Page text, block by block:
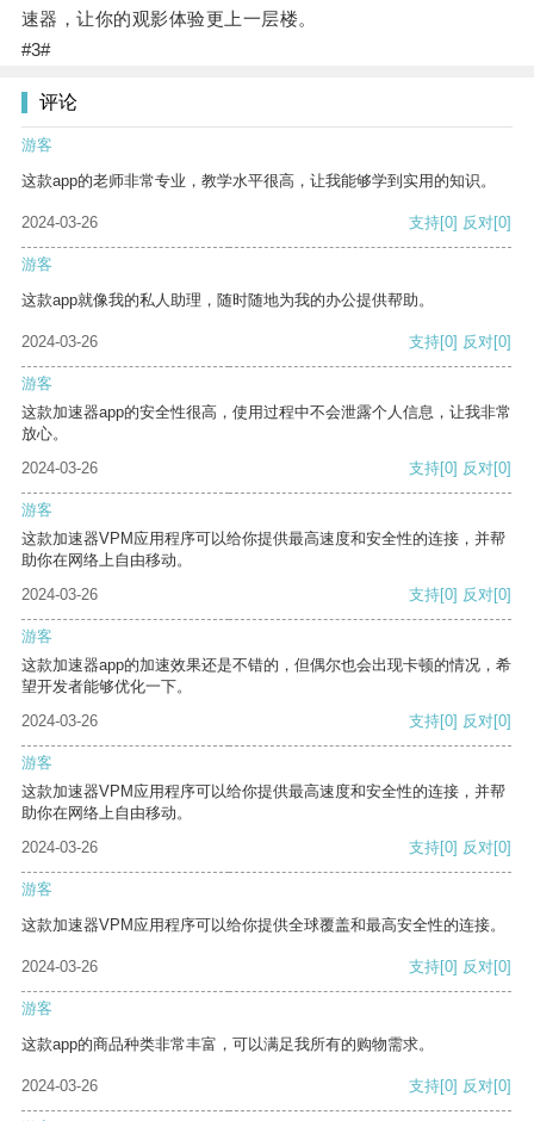
速器，让你的观影体验更上一层楼。
#3#
评论
游客
这款app的老师非常专业，教学水平很高，让我能够学到实用的知识。
2024-03-26 支持[0] 反对[0]
游客
这款app就像我的私人助理，随时随地为我的办公提供帮助。
2024-03-26 支持[0] 反对[0]
游客
这款加速器app的安全性很高，使用过程中不会泄露个人信息，让我非常
放心。
2024-03-26
支持[0] 反对[0]
游客
这款加速器VPM应用程序可以给你提供最高速度和安全性的连接，并帮
助你在网络上自由移动。
2024-03-26
支持[0] 反对[0]
游客
这款加速器app的加速效果还是不错的，但偶尔也会出现卡顿的情况，希
望开发者能够优化一下。
2024-03-26
支持[0] 反对[0]
游客
这款加速器VPM应用程序可以给你提供最高速度和安全性的连接，并帮
助你在网络上自由移动。
2024-03-26
支持[0] 反对[0]
游客
这款加速器VPM应用程序可以给你提供全球覆盖和最高安全性的连接。
2024-03-26 支持[0] 反对[0]
游客
这款app的商品种类非常丰富，可以满足我所有的购物需求。
2024-03-26 支持[0] 反对[0]